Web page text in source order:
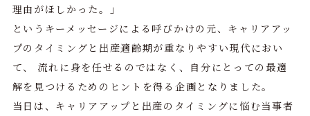
理由がほしかった。」
というキーメッセージによる呼びかけの元、キャリアアッ
プのタイミングと出産適齢期が重なりやすい現代におい
て、 流れに身を任せるのではなく、自分にとっての最適
解を見つけるためのヒントを得る企画となりました。
当日は、キャリアアップと出産のタイミングに悩む当事者